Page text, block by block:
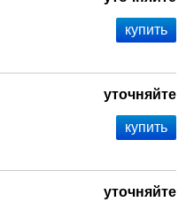
уточняйте
уточняйте